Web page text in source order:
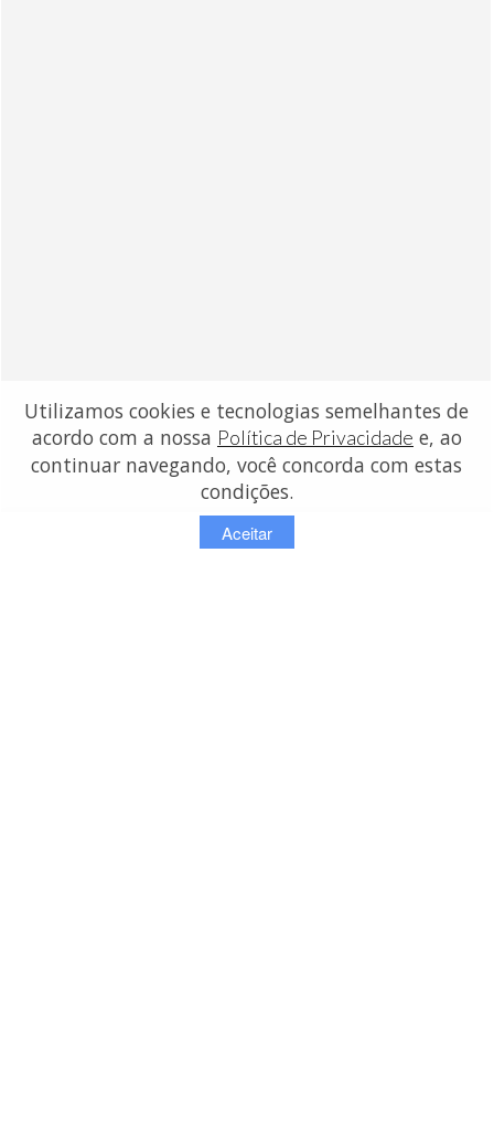
Utilizamos cookies e tecnologias semelhantes de
acordo com a nossa Política de Privacidade e, ao
continuar navegando, você concorda com estas
condições.
Aceitar